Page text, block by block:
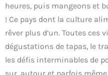
heures, puis mangeons et
! Ce pays dont la culture
rêver plus d’un. Toutes ces
dégustations de tapas, le
les défis interminables de